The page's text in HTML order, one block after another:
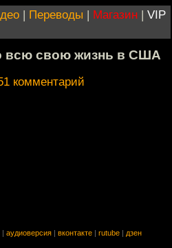
| Переводы | Магазин | VIP
всю свою жизнь в США
комментарий
аудиоверсия вконтакте rutube дзен